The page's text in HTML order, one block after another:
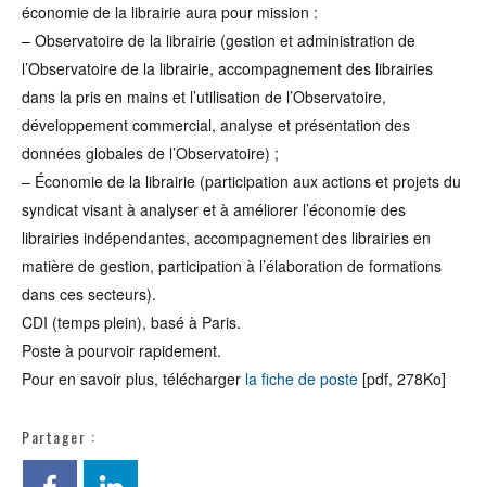
économie de la librairie aura pour mission :
– Observatoire de la librairie (gestion et administration de
l’Observatoire de la librairie, accompagnement des librairies
dans la pris en mains et l’utilisation de l’Observatoire,
développement commercial, analyse et présentation des
données globales de l’Observatoire) ;
– Économie de la librairie (participation aux actions et projets du
syndicat visant à analyser et à améliorer l’économie des
librairies indépendantes, accompagnement des librairies en
matière de gestion, participation à l’élaboration de formations
dans ces secteurs).
CDI (temps plein), basé à Paris.
Poste à pourvoir rapidement.
Pour en savoir plus, télécharger la fiche de poste [pdf, 278Ko]
Partager :